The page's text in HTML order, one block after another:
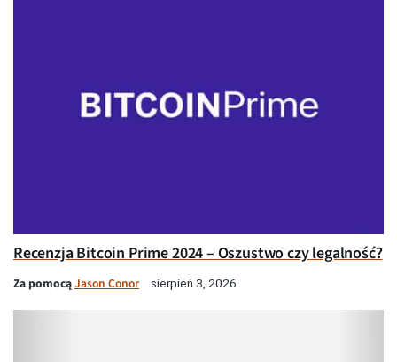
Recenzja Bitcoin Prime 2024 – Oszustwo czy legalność?
Za pomocąJason Conor sierpień 3, 2026